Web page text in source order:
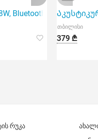
Bluetooth, AUX, USB,
თბილისი
379 ₾
რუკა